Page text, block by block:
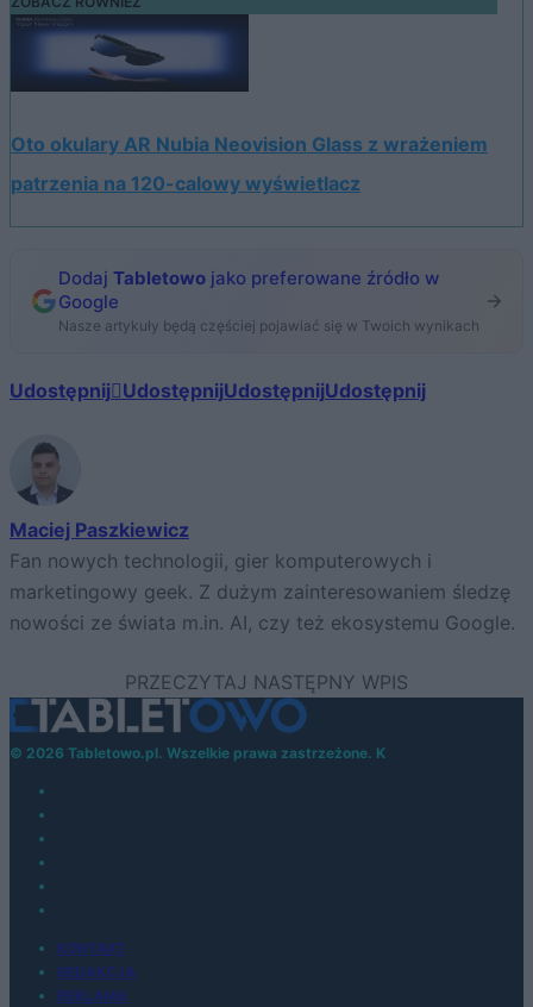
Oto okulary AR Nubia Neovision Glass z wrażeniem
patrzenia na 120-calowy wyświetlacz
Dodaj Tabletowo jako preferowane źródło w
Google
Nasze artykuły będą częściej pojawiać się w Twoich wynikach
Udostępnij UdostępnijUdostępnijUdostępnij
Maciej Paszkiewicz
Fan nowych technologii, gier komputerowych i
marketingowy geek. Z dużym zainteresowaniem śledzę
nowości ze świata m.in. AI, czy też ekosystemu Google.
© 2026 Tabletowo.pl. Wszelkie prawa zastrzeżone. K
KONTAKT
REDAKCJA
REKLAMA